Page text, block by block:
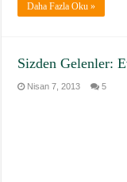
Daha Fazla Oku »
Sizden Gelenler:
Nisan 7, 2013 5